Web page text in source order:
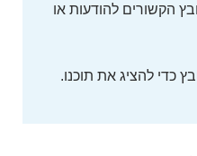
הקשורים להודעות או
כדי להציג את תוכנו.